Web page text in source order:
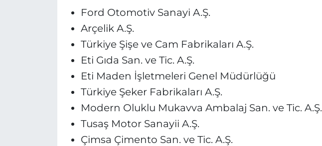
Ford Otomotiv Sanayi A.Ş.
Arçelik A.Ş.
Türkiye Şişe ve Cam Fabrikaları A.Ş.
Eti Gıda San. ve Tic. A.Ş.
Eti Maden İşletmeleri Genel Müdürlüğü
Türkiye Şeker Fabrikaları A.Ş.
Modern Oluklu Mukavva Ambalaj San. ve Tic. A.Ş.
Tusaş Motor Sanayii A.Ş.
Çimsa Çimento San. ve Tic. A.Ş.